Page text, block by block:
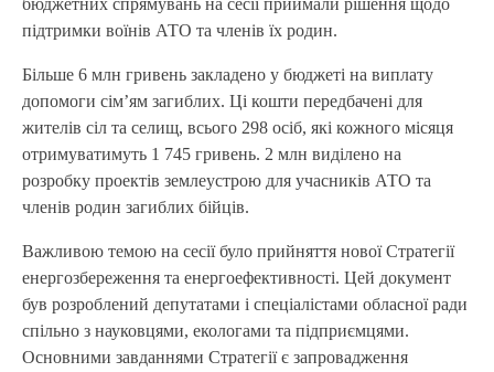
бюджетних спрямувань на сесії приймали рішення щодо
підтримки воїнів АТО та членів їх родин.
Більше 6 млн гривень закладено у бюджеті на виплату
допомоги сім’ям загиблих. Ці кошти передбачені для
жителів сіл та селищ, всього 298 осіб, які кожного місяця
отримуватимуть 1 745 гривень. 2 млн виділено на
розробку проектів землеустрою для учасників АТО та
членів родин загиблих бійців.
Важливою темою на сесії було прийняття нової Стратегії
енергозбереження та енергоефективності. Цей документ
був розроблений депутатами і спеціалістами обласної ради
спільно з науковцями, екологами та підприємцями.
Основними завданнями Стратегії є запровадження